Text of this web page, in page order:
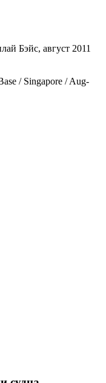
Бэйс, август 2011
/ Singapore / Aug-